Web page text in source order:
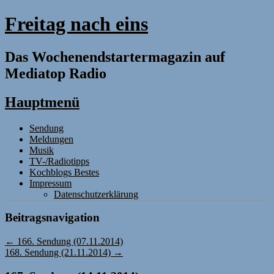
Freitag nach eins
Das Wochenendstartermagazin auf
Mediatop Radio
Hauptmenü
Zum
Inhalt
springen
Sendung
Meldungen
Musik
TV-/Radiotipps
Kochblogs Bestes
Impressum
Datenschutzerklärung
Beitragsnavigation
← 166. Sendung (07.11.2014)
168. Sendung (21.11.2014) →